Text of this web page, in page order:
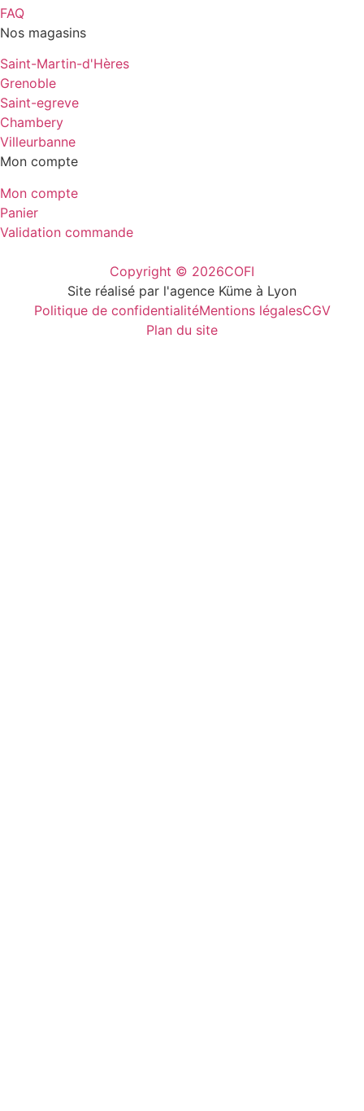
FAQ
Nos magasins
Saint-Martin-d'Hères
Grenoble
Saint-egreve
Chambery
Villeurbanne
Mon compte
Mon compte
Panier
Validation commande
Copyright © 2026COFI
Site réalisé par l'agence Küme à Lyon
Politique de confidentialitéMentions légalesCGV
Plan du site